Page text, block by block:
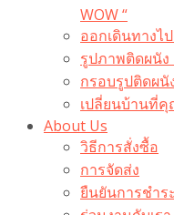
WOW “
ออกเดินทางไ
รูปภาพติดผนั
กรอบรูปติดผนั
เปลี่ยนบ้านที่
About Us
วิธีการสั่งซื้อ
การจัดส่ง
ยืนยันการชำร